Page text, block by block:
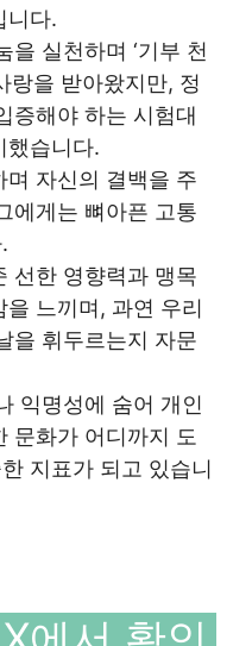
니다.
을 실천하며 ‘기부 천
랑을 받아왔지만, 정
증해야 하는 시험대
했습니다.
자신의 결백을 주
에게는 뼈아픈 고통
선한 영향력과 맹목
느끼며, 과연 우리
을 휘두르는지 자문
익명성에 숨어 개인
문화가 어디까지 도
지표가 되고 있습니